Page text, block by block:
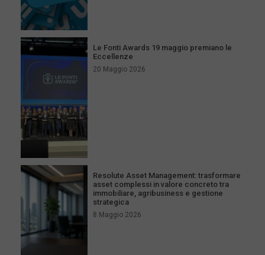
Le Fonti Awards 19 maggio premiano le
Eccellenze
20 Maggio 2026
Resolute Asset Management: trasformare
asset complessi in valore concreto tra
immobiliare, agribusiness e gestione
strategica
8 Maggio 2026